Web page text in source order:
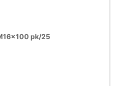
pk/25